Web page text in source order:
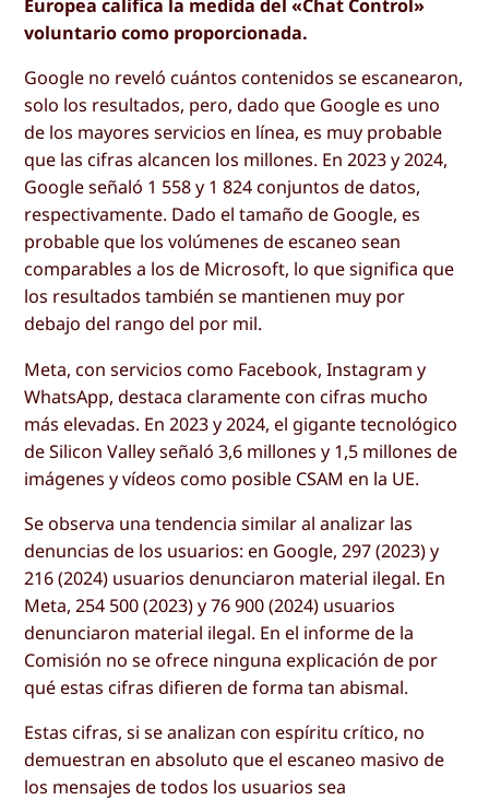
Europea califica la medida del «Chat Control»
voluntario como proporcionada.
Google no reveló cuántos contenidos se escanearon,
solo los resultados, pero, dado que Google es uno
de los mayores servicios en línea, es muy probable
que las cifras alcancen los millones. En 2023 y 2024,
Google señaló 1 558 y 1 824 conjuntos de datos,
respectivamente. Dado el tamaño de Google, es
probable que los volúmenes de escaneo sean
comparables a los de Microsoft, lo que significa que
los resultados también se mantienen muy por
debajo del rango del por mil.
Meta, con servicios como Facebook, Instagram y
WhatsApp, destaca claramente con cifras mucho
más elevadas. En 2023 y 2024, el gigante tecnológico
de Silicon Valley señaló 3,6 millones y 1,5 millones de
imágenes y vídeos como posible CSAM en la UE.
Se observa una tendencia similar al analizar las
denuncias de los usuarios: en Google, 297 (2023) y
216 (2024) usuarios denunciaron material ilegal. En
Meta, 254 500 (2023) y 76 900 (2024) usuarios
denunciaron material ilegal. En el informe de la
Comisión no se ofrece ninguna explicación de por
qué estas cifras difieren de forma tan abismal.
Estas cifras, si se analizan con espíritu crítico, no
demuestran en absoluto que el escaneo masivo de
los mensajes de todos los usuarios sea